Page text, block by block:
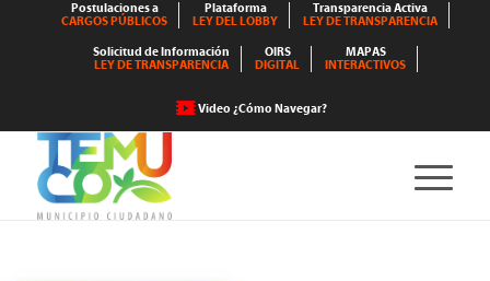
Postulaciones a
CARGOS PÚBLICOS
Plataforma
LEY DEL LOBBY
Transparencia Activa
LEY DE TRANSPARENCIA
Solicitud de Información
LEY DE TRANSPARENCIA
OIRS
DIGITAL
MAPAS
INTERACTIVOS
Video ¿Cómo Navegar?